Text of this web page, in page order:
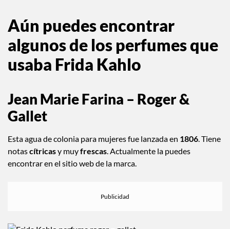
Aún puedes encontrar
algunos de los perfumes que
usaba Frida Kahlo
Jean Marie Farina – Roger &
Gallet
Esta agua de colonia para mujeres fue lanzada en1806
notascítricasy muyfrescas. Actualmente la puedes